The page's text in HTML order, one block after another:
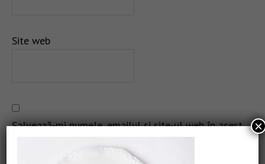
Site web
Salvează-mi numele, emailul și site-ul web în acest
×